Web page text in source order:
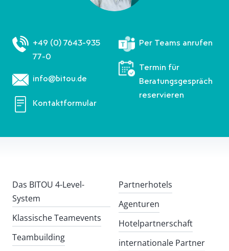
+49 (0) 7643-935
77-0
info@bitou.de
Kontaktformular
Per Teams anrufen
Termin für
Beratungsgespräch
reservieren
Das BITOU 4-Level-
System
Klassische Teamevents
Teambuilding
Partnerhotels
Agenturen
Hotelpartnerschaft
internationale Partner